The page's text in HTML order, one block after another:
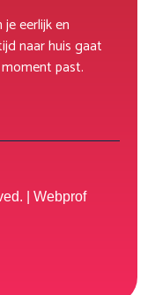
eerlijk en
naar huis gaat
past.
| Webprof